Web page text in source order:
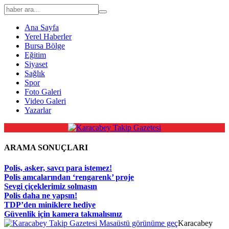
Ana Sayfa
Yerel Haberler
Bursa Bölge
Eğitim
Siyaset
Sağlık
Spor
Foto Galeri
Video Galeri
Yazarlar
ARAMA SONUÇLARI
Polis, asker, savcı para istemez!
Polis amcalarından ‘rengarenk’ proje
Sevgi çiçeklerimiz solmasın
Polis daha ne yapsın!
TDP’den miniklere hediye
Güvenlik için kamera takmalısınız
Masaüstü görünüme geçKaracabey